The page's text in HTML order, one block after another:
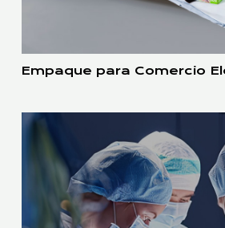
Empaque para Comercio